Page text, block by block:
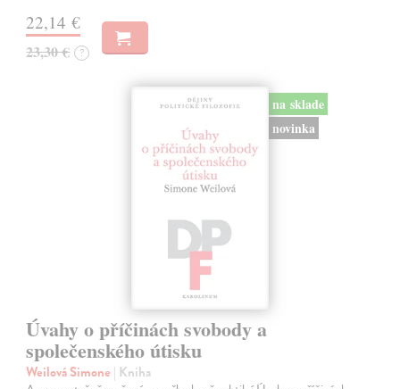
22,14 €
23,30 € ?
na sklade
novinka
Úvahy o příčinách svobody a
společenského útisku
Weilová Simone | Kniha